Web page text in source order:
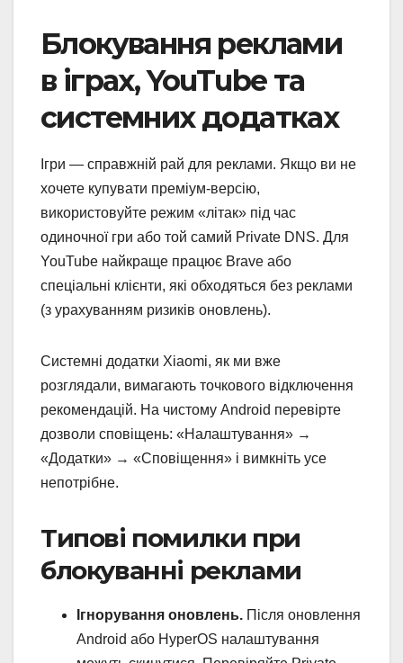
Блокування реклами
в іграх, YouTube та
системних додатках
Ігри — справжній рай для реклами. Якщо ви не
хочете купувати преміум-версію,
використовуйте режим «літак» під час
одиночної гри або той самий Private DNS. Для
YouTube найкраще працює Brave або
спеціальні клієнти, які обходяться без реклами
(з урахуванням ризиків оновлень).
Системні додатки Xiaomi, як ми вже
розглядали, вимагають точкового відключення
рекомендацій. На чистому Android перевірте
дозволи сповіщень: «Налаштування» →
«Додатки» → «Сповіщення» і вимкніть усе
непотрібне.
Типові помилки при
блокуванні реклами
Ігнорування оновлень. Після оновлення
Android або HyperOS налаштування